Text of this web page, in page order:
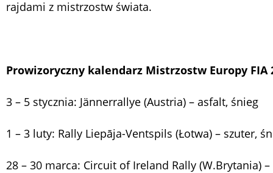
rajdami z mistrzostw świata.
Prowizoryczny kalendarz Mistrzostw Europy FIA
3 – 5 stycznia: Jännerrallye (Austria) – asfalt, śnieg
1 – 3 luty: Rally Liepāja-Ventspils (Łotwa) – szuter,
28 – 30 marca: Circuit of Ireland Rally (W.Brytania)